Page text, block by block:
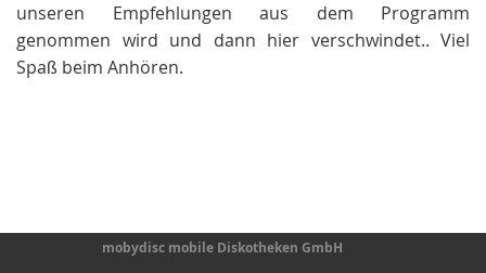
unseren Empfehlungen aus dem Programm
genommen wird und dann hier verschwindet.. Viel
Spaß beim Anhören.
mobydisc mobile Diskotheken GmbH